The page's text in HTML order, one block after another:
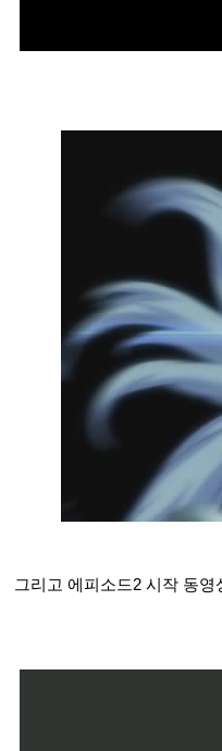
그리고 에피소드2 시작 동